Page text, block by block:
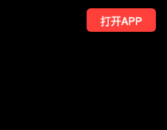
打开APP